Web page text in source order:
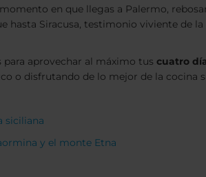
en que llegas a Palermo,
hasta Siracusa, testimonio viviente de
aprovechar al máximo tus cuatro
o disfrutando de lo mejor de la cocina
siciliana
y el monte Etna